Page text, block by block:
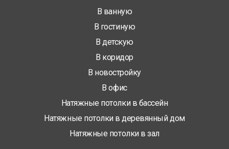
В ванную
В гостиную
В детскую
В коридор
В новостройку
В офис
Натяжные потолки в бассейн
Натяжные потолки в деревянный дом
Натяжные потолки в зал